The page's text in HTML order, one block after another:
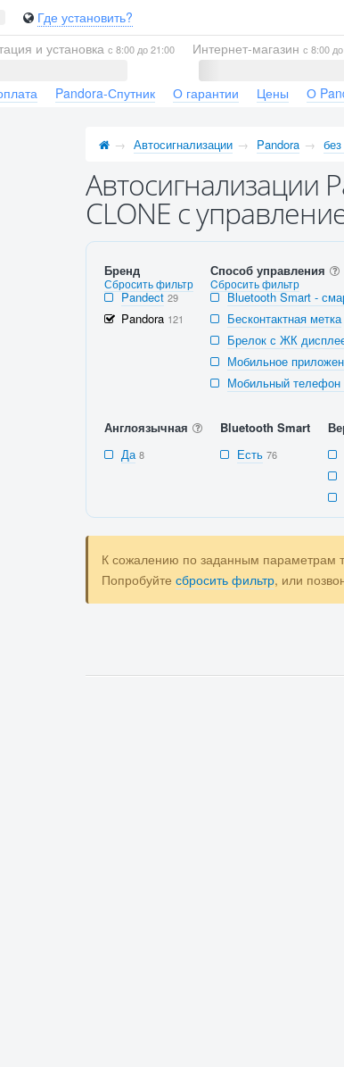
Где установить?
и установка с 8:00 до 21:00 Интернет-магазин с 8:00
Pandora-Спутник О гарантии Цены О
Автосигнализации Pandora
Автосигнализации
CLONE с
Бренд
Сбросить фильтр
Pandect 29
Pandora 121
Способ управления
Cбросить фильтр
Bluetooth Smart -
Бесконтактная метка
Брелок с ЖК
Мобильное
Мобильный телефон
Англоязычная
Да 8
Bluetooth Smart
Есть 76
К сожалению по заданным параметрам
Попробуйте сбросить фильтр, или